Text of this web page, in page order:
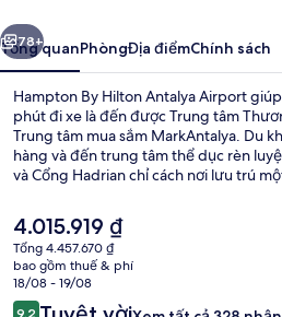
Airport
Tiếp
78+
Tổng quanPhòngĐịa điểmChính sách
Hampton By Hilton Antalya Airport
phút đi xe là đến được Trung tâm
Trung tâm mua sắm MarkAntalya. Du
hàng và đến trung tâm thể dục rèn
và Cổng Hadrian chỉ cách nơi lưu trú
Giá
hiện
tại
là
4.015.919 ₫
4.015.919 ₫
Tổng 4.457.670 ₫
bao gồm thuế & phí
18/08 - 19/08
Nhận
9,2